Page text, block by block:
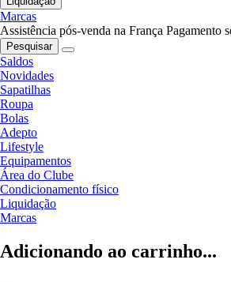
Marcas
Assistência pós-venda na França Pagamento
Pesquisar
Saldos
Novidades
Sapatilhas
Roupa
Bolas
Adepto
Lifestyle
Equipamentos
Área do Clube
Condicionamento físico
Liquidação
Marcas
Adicionando ao carrinho...